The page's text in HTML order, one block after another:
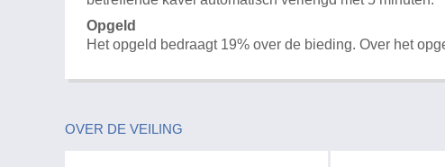
Opgeld
Het opgeld bedraagt 19% over de bieding. Over het
OVER DE VEILING